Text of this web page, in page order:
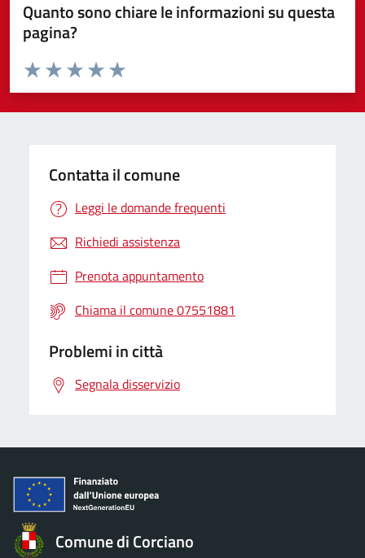
Quanto sono chiare le informazioni su questa
pagina?
Valuta da 1 a 5 stelle la pagina
Valuta 5 stelle su 5
Valuta 4 stelle su 5
Valuta 3 stelle su 5
Valuta 2 stelle su 5
Valuta 1 stelle su 5
Contatta il comune
Leggi le domande frequenti
Richiedi assistenza
Prenota appuntamento
Chiama il comune 07551881
Problemi in città
Segnala disservizio
Comune di Corciano